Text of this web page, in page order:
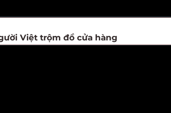
Việt trộm đồ cửa hàng